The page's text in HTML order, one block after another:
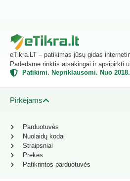
eTikra.LT – patikimas jūsų gidas
Padedame rinktis atsakingai ir apsipirkti
Patikimi. Nepriklausomi. Nuo 2018.
Pirkėjams
Parduotuvės
Nuolaidų kodai
Straipsniai
Prekės
Patikrintos parduotuvės